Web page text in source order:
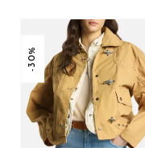
-30%